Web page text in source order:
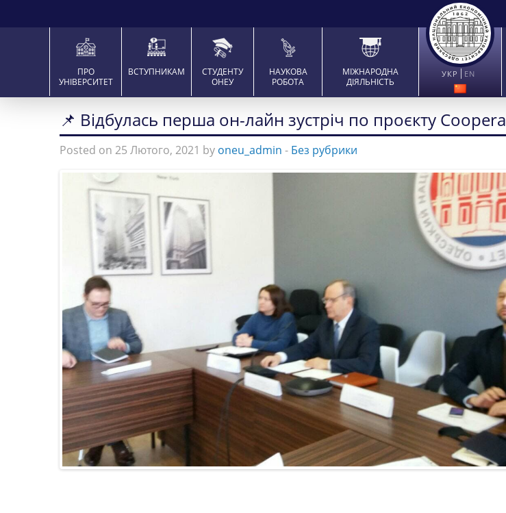
ПРО
УНІВЕРСИТЕТ
ВСТУПНИКАМ
СТУДЕНТУ
ОНЕУ
НАУКОВА
РОБОТА
МІЖНАРОДНА
ДІЯЛЬНІСТЬ
УКР EN
📌 Відбулась перша он-лайн зустріч по проєкту Coopera
Posted on 25 Лютого, 2021 by oneu_admin - Без рубрики